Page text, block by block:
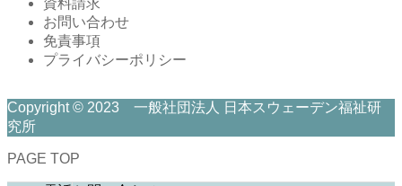
お問い合わせ
免責事項
プライバシーポリシー
Copyright © 2023 一般社団法人 日本スウェーデン福祉研
究所
PAGE TOP